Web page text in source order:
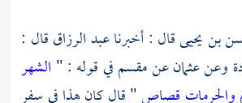
بن يحيىقال : أخبرناعبد الرزاققال :
وعنعثمانعنمقسمفي قوله : " الشهر
والحرمات قصاص" قال كان هذا في سفر